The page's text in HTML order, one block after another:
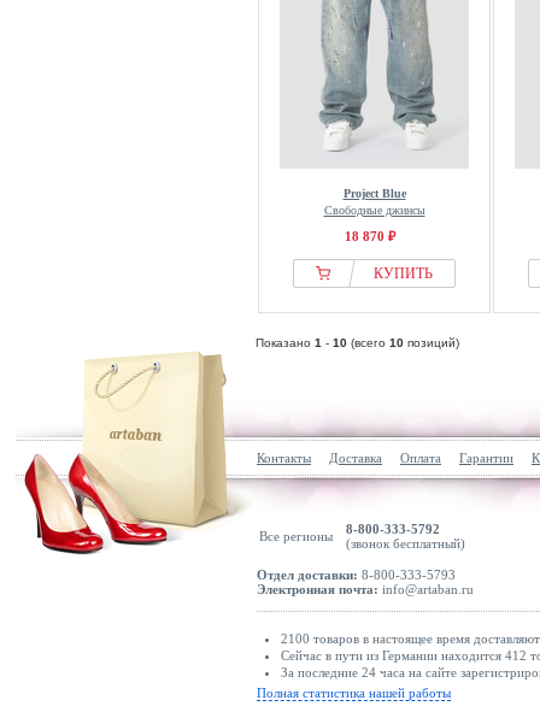
Project Blue
Свободные джинсы
18 870 ₽
КУПИТЬ
Показано 1 - 10 (всего 10 позиций)
Контакты Доставка Оплата Гарантии
Все регионы
8-800-333-5792
(звонок бесплатный)
Отдел доставки: 8-800-333-5793
Электронная почта: info@artaban.ru
2100 товаров в настоящее время
Сейчас в пути из Германии находится 412
За последние 24 часа на сайте
Полная статистика нашей работы